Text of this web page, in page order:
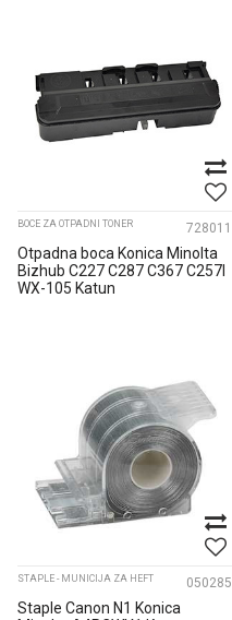
BOCE ZA OTPADNI TONER 728011
Otpadna boca Konica Minolta
Bizhub C227 C287 C367 C257I
WX-105 Katun
STAPLE - MUNICIJA ZA HEFT 050285
Staple Canon N1 Konica